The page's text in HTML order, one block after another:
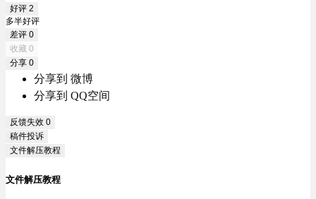
好评 2
多半好评
差评 0
收藏 0
分享 0
分享到 微博
分享到 QQ空间
反馈失效 0
稿件投诉
文件解压教程
文件解压教程